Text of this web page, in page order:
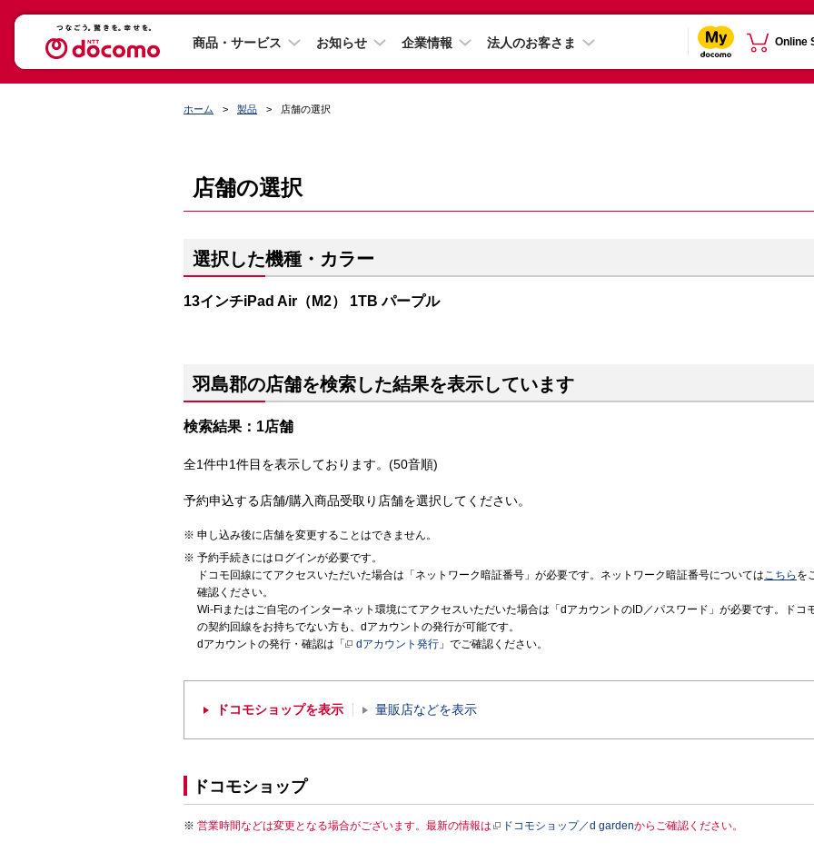
商品・サービス お知らせ 企業情報 法人のお客さま Online
ホーム 製品 店舗の選択
店舗の選択
選択した機種・カラー
13インチiPad Air（M2） 1TB パープル
羽島郡の店舗を検索した結果を表示しています
検索結果：1店舗
全1件中1件目を表示しております。(50音順)
予約申込する店舗/購入商品受取り店舗を選択してください。
申し込み後に店舗を変更することはできません。
予約手続きにはログインが必要です。
ドコモ回線にてアクセスいただいた場合は「ネットワーク暗証番号」が必要です。ネットワーク暗証番号についてはこちら を
確認ください。
Wi-Fiまたはご自宅のインターネット環境にてアクセスいただいた場合は「dアカウントのID／パスワード」が必要です。ドコ
の契約回線をお持ちでない方も、dアカウントの発行が可能です。
dアカウントの発行・確認は「
dアカウント発行 」でご確認ください。
ドコモショップを表示 量販店などを表示
ドコモショップ
営業時間などは変更となる場合がございます。最新の情報は ドコモショップ／d gardenからご確認ください。